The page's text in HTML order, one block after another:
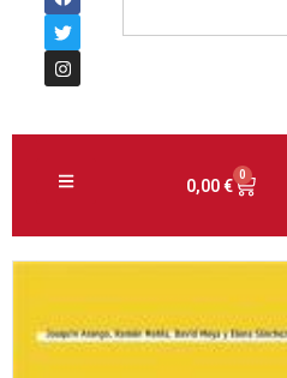
0,00€
0